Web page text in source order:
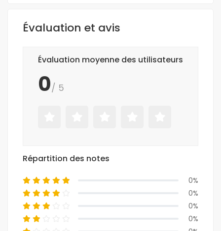
Évaluation et avis
Évaluation moyenne des utilisateurs
0/ 5
Répartition des notes
0%
0%
0%
0%